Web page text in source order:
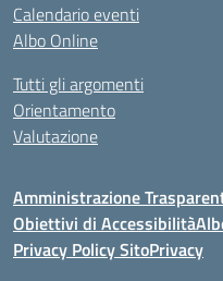
Calendario eventi
Albo Online
Tutti gli argomenti
Orientamento
Valutazione
Amministrazione
Obiettivi di Accessibilità
Privacy Policy SitoPrivacy